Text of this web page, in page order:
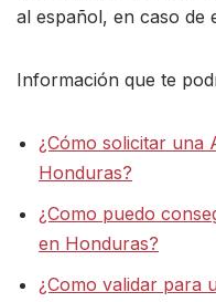
al español, en caso de
Información que te
¿Cómo solicitar una
Honduras?
¿Como puedo
en Honduras?
¿Como validar para